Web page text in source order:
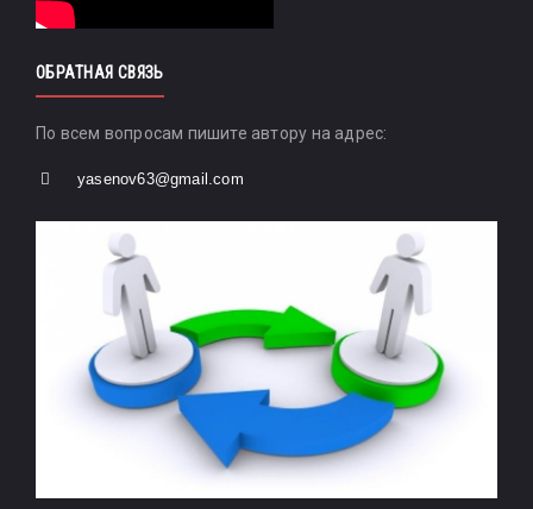
ОБРАТНАЯ СВЯЗЬ
По всем вопросам пишите автору на адрес:
yasenov63@gmail.com